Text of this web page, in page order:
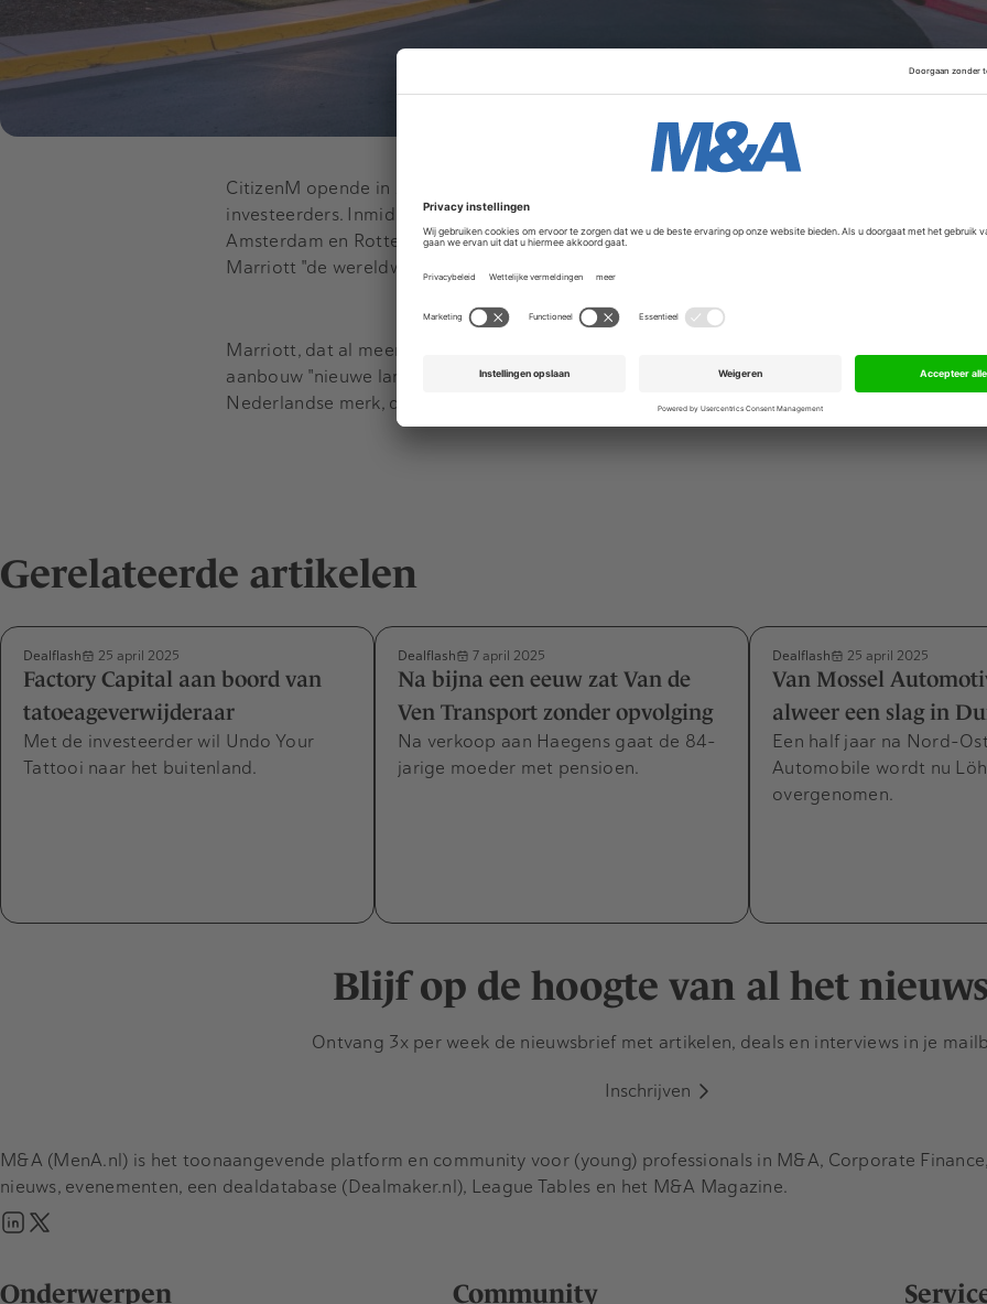
CitizenM opende in 2008 zijn eerste hotel. In 2021 haalde het bedrijf
investeerders. Inmiddels zijn er vestigingen van het merk in 21 steden wereldwijd,
Amsterdam en Rotterdam. Oprichter en voorzitter Rattan Chadha voorziet dat de
Marriott "de wereldwijde aanwezigheid en merkimpact van citizenM aanzienlijk zal
Advertentie
Marriott, dat al meer dan dertig merken heeft, heeft voor de bestaande citizenM-hotels
aanbouw "nieuwe langlopende franchiseovereenkomsten" afgesloten. Die blijven
Nederlandse merk, dat ze ook blijft aansturen.
Gerelateerde artikelen
Dealflash 25 april 2025
Factory Capital aan boord van
tatoeageverwijderaar
Met de investeerder wil Undo Your
Tattooi naar het buitenland.
Dealflash 7 april 2025
Na bijna een eeuw zat Van de
Ven Transport zonder opvolging
Na verkoop aan Haegens gaat de 84-
jarige moeder met pensioen.
Dealflash 25 april 2025
Van Mossel
alweer een slag in
Een half jaar na Nord-
Automobile wordt nu
overgenomen.
Blijf op de hoogte van al het
Ontvang 3x per week de nieuwsbrief met artikelen, deals en interviews in je
Inschrijven
Onderwerpen Community
M&A (MenA.nl) is het toonaangevende platform en community voor (young) professionals in M&A, Corporate
nieuws, evenementen, een dealdatabase (Dealmaker.nl), League Tables en het M&A Magazine.